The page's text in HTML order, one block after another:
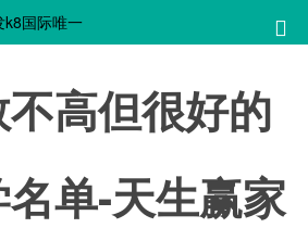
k8国际唯一
高但很好的
单-天生赢家